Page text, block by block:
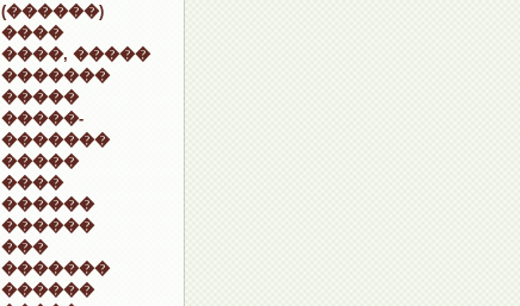
(������)
����
����, �����
�������
�����
�����-
�������
�����
����
������
������
���
�������
������